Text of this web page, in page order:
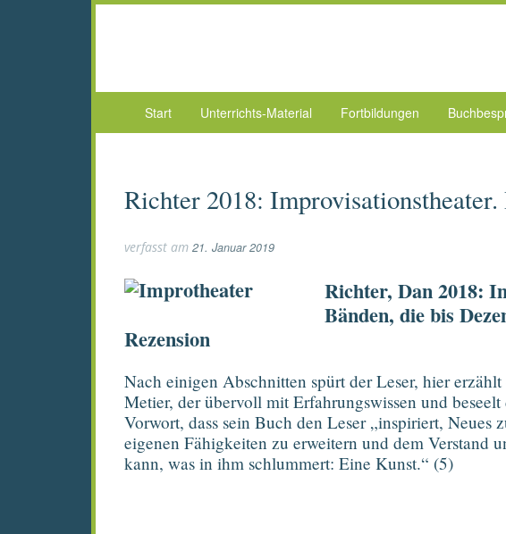
Start Unterrichts-Material Fortbildungen
Richter 2018:
verfasst am 21. Januar 2019
Richter, Dan 2018:
Bänden, die bis
Rezension
Nach einigen Abschnitten spürt der Leser, hier
Metier, der übervoll mit Erfahrungswissen und
Vorwort, dass sein Buch den Leser „inspiriert,
eigenen Fähigkeiten zu erweitern und dem Verstand
kann, was in ihm schlummert: Eine Kunst.“ (5)